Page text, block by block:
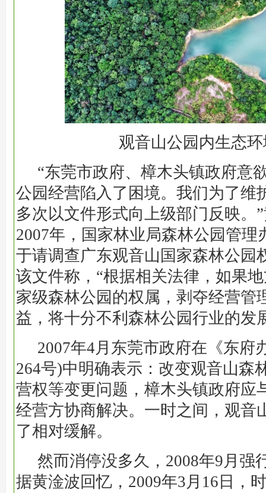
观音山公园内生态
“东莞市政府、樟木头镇政府意
公园经营陷入了困境。我们为了维
多次以文件形式向上级部门反映。
2007年，国家林业局森林公园管理
于请调查广东观音山国家森林公园
该文件称，“根据相关法律，如果
家级森林公园的权属，剥夺经营管
益，将十分不利森林公园行业的发
2007年4月东莞市政府在《东府
264号)中明确表示：改变观音山森
营权等变更问题，樟木头镇政府应
经营方协商解决。一时之间，观音
了相对缓解。
然而消停没多久，2008年9月强
据黄淦波回忆，2009年3月16日，